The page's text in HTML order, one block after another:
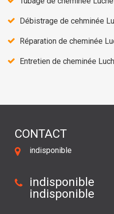
Débistrage de cehminée
Réparation de cheminée
Entretien de cheminée
CONTACT
indisponible
indisponible
indisponible